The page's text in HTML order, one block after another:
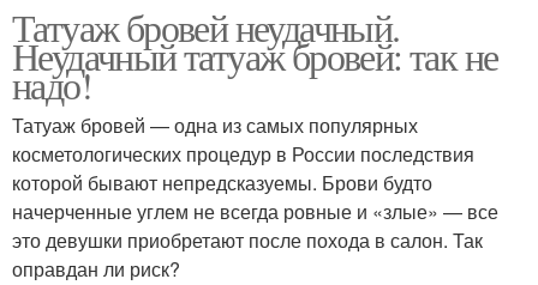
Татуаж бровей неудачный.
Неудачный татуаж бровей: так не
надо!
Татуаж бровей — одна из самых популярных
косметологических процедур в России последствия
которой бывают непредсказуемы. Брови будто
начерченные углем не всегда ровные и «злые» — все
это девушки приобретают после похода в салон. Так
оправдан ли риск?